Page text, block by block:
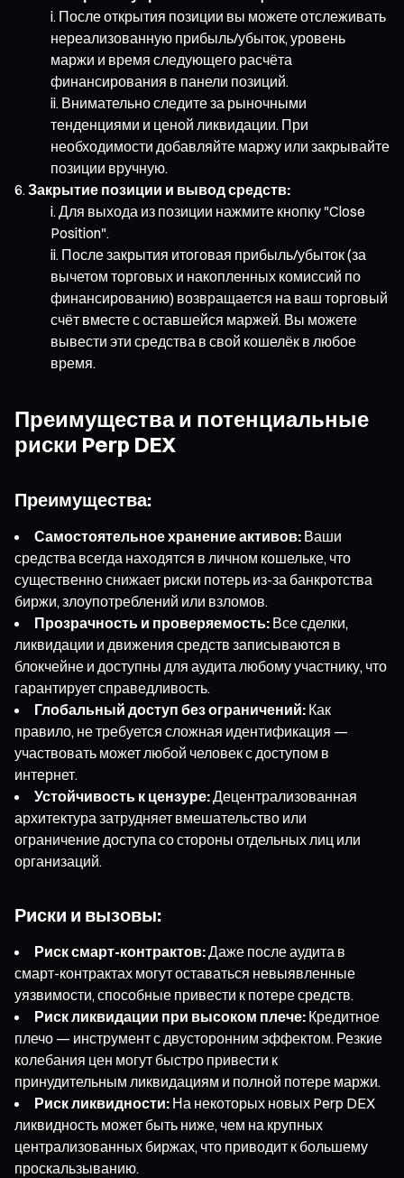
После открытия позиции вы можете отслеживать
нереализованную прибыль/убыток, уровень
маржи и время следующего расчёта
финансирования в панели позиций.
Внимательно следите за рыночными
тенденциями и ценой ликвидации. При
необходимости добавляйте маржу или закрывайте
позиции вручную.
Закрытие позиции и вывод средств:
Для выхода из позиции нажмите кнопку "Close
Position".
После закрытия итоговая прибыль/убыток (за
вычетом торговых и накопленных комиссий по
финансированию) возвращается на ваш торговый
счёт вместе с оставшейся маржей. Вы можете
вывести эти средства в свой кошелёк в любое
время.
Преимущества и потенциальные
риски Perp DEX
Преимущества:
Самостоятельное хранение активов: Ваши
средства всегда находятся в личном кошельке, что
существенно снижает риски потерь из-за банкротства
биржи, злоупотреблений или взломов.
Прозрачность и проверяемость: Все сделки,
ликвидации и движения средств записываются в
блокчейне и доступны для аудита любому участнику, что
гарантирует справедливость.
Глобальный доступ без ограничений: Как
правило, не требуется сложная идентификация —
участвовать может любой человек с доступом в
интернет.
Устойчивость к цензуре:Децентрализованная
архитектура затрудняет вмешательство или
ограничение доступа со стороны отдельных лиц или
организаций.
Риски и вызовы:
Риск смарт-контрактов:Даже после аудита в
смарт-контрактах могут оставаться невыявленные
уязвимости, способные привести к потере средств.
Риск ликвидации при высоком плече: Кредитное
плечо — инструмент с двусторонним эффектом. Резкие
колебания цен могут быстро привести к
принудительным ликвидациям и полной потере маржи.
Риск ликвидности: На некоторых новых Perp DEX
ликвидность может быть ниже, чем на крупных
централизованных биржах, что приводит к большему
проскальзыванию.